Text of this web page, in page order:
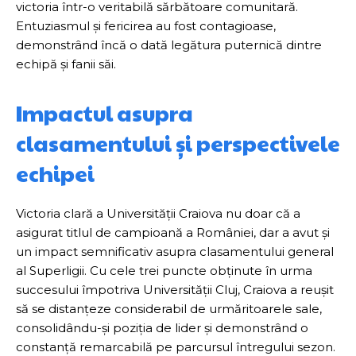
victoria într-o veritabilă sărbătoare comunitară.
Entuziasmul și fericirea au fost contagioase,
demonstrând încă o dată legătura puternică dintre
echipă și fanii săi.
Impactul asupra
clasamentului și perspectivele
echipei
Victoria clară a Universității Craiova nu doar că a
asigurat titlul de campioană a României, dar a avut și
un impact semnificativ asupra clasamentului general
al Superligii. Cu cele trei puncte obținute în urma
succesului împotriva Universității Cluj, Craiova a reușit
să se distanțeze considerabil de urmăritoarele sale,
consolidându-și poziția de lider și demonstrând o
constanță remarcabilă pe parcursul întregului sezon.